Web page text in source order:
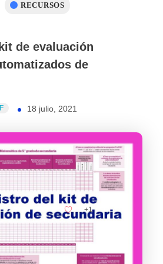
de evaluación
de
18 julio, 2021
RECURSOS
+1